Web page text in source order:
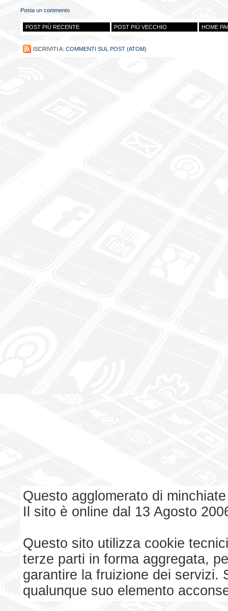
Posta un commento
POST PIÙ RECENTE POST PIÙ VECCHIO HOME
ISCRIVITI A: COMMENTI SUL POST (ATOM)
Questo agglomerato di
Il sito è online dal 13 Agosto
Questo sito utilizza cookie
terze parti in forma aggregata,
garantire la fruizione dei servizi.
qualunque suo elemento